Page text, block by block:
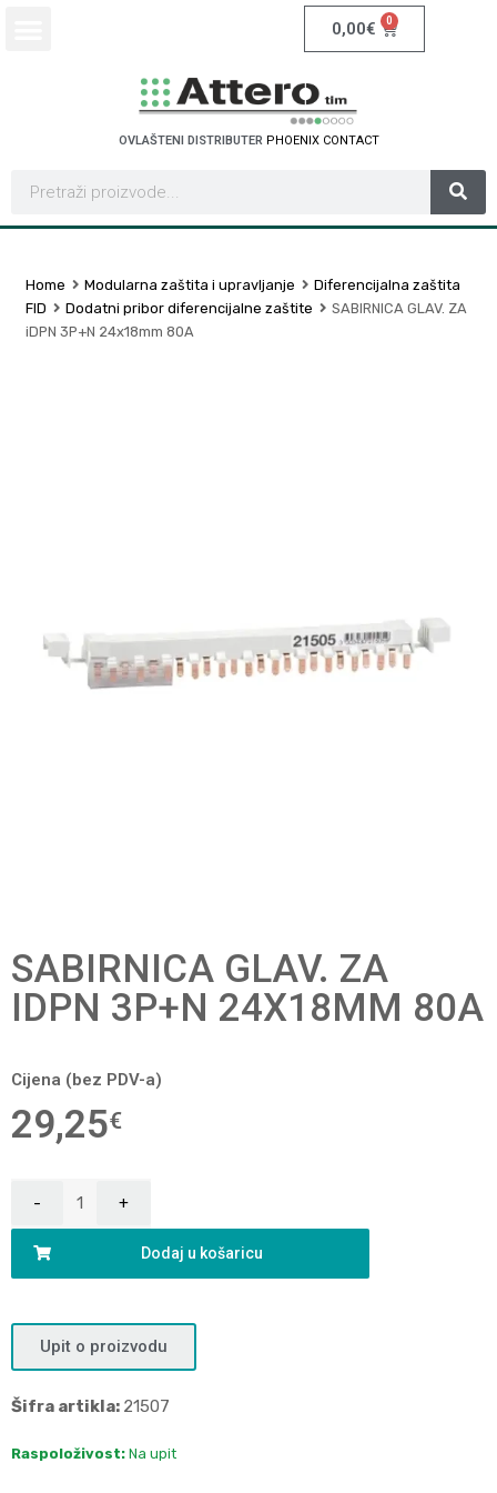
0,00€ 0
OVLAŠTENI DISTRIBUTER PHOENIX CONTACT
Home Modularna zaštita i upravljanje
Diferencijalna zaštita
FID
Dodatni pribor diferencijalne zaštite
SABIRNICA GLAV. ZA
iDPN 3P+N 24x18mm 80A
SABIRNICA GLAV. ZA
IDPN 3P+N 24X18MM 80A
Cijena (bez PDV-a)
29,25€
Dodaj u košaricu
Upit o proizvodu
Šifra artikla: 21507
Raspoloživost: Na upit